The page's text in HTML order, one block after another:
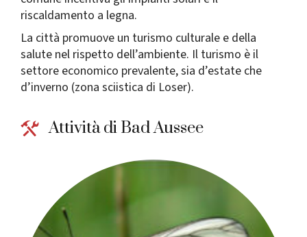
riscaldamento a legna.
La città promuove un turismo culturale e della
salute nel rispetto dell’ambiente. Il turismo è il
settore economico prevalente, sia d’estate che
d’inverno (zona sciistica di Loser).
Attività di Bad Aussee